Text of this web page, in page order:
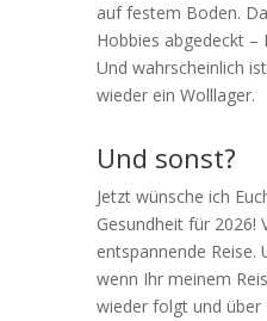
auf festem Boden.
Hobbies abgedeckt –
Und wahrscheinlich
wieder ein Wolllager.
Und sonst?
Jetzt wünsche ich
Gesundheit für 2026!
entspannende Reise.
wenn Ihr meinem
wieder folgt und über